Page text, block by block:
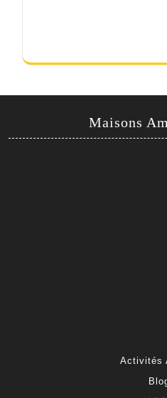
Maisons
Activités